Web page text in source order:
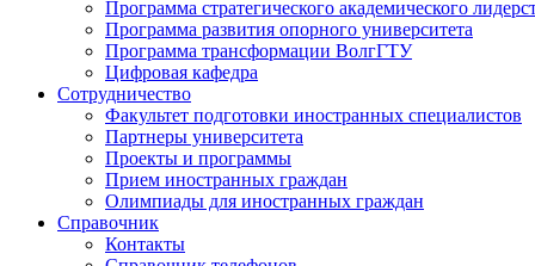
Программа стратегического академического
Программа развития опорного университета
Программа трансформации ВолгГТУ
Цифровая кафедра
Сотрудничество
Факультет подготовки иностранных специалистов
Партнеры университета
Проекты и программы
Прием иностранных граждан
Олимпиады для иностранных граждан
Справочник
Контакты